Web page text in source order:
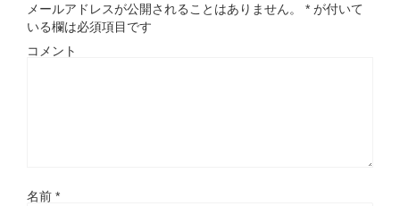
メールアドレスが公開されることはありません。 * が付いて
いる欄は必須項目です
コメント
名前 *